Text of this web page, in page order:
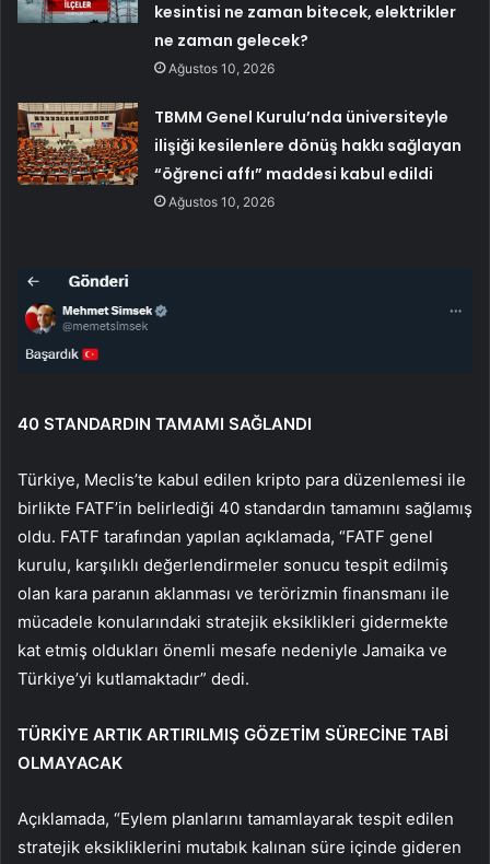
kesintisi ne zaman bitecek, elektrikler
ne zaman gelecek?
Ağustos 10, 2026
TBMM Genel Kurulu’nda üniversiteyle
ilişiği kesilenlere dönüş hakkı sağlayan
“öğrenci affı” maddesi kabul edildi
Ağustos 10, 2026
40 STANDARDIN TAMAMI SAĞLANDI
Türkiye, Meclis’te kabul edilen kripto para düzenlemesi ile
birlikte FATF’in belirlediği 40 standardın tamamını sağlamış
oldu. FATF tarafından yapılan açıklamada, “FATF genel
kurulu, karşılıklı değerlendirmeler sonucu tespit edilmiş
olan kara paranın aklanması ve terörizmin finansmanı ile
mücadele konularındaki stratejik eksiklikleri gidermekte
kat etmiş oldukları önemli mesafe nedeniyle Jamaika ve
Türkiye’yi kutlamaktadır” dedi.
TÜRKİYE ARTIK ARTIRILMIŞ GÖZETİM SÜRECİNE TABİ
OLMAYACAK
Açıklamada, “Eylem planlarını tamamlayarak tespit edilen
stratejik eksikliklerini mutabık kalınan süre içinde gideren